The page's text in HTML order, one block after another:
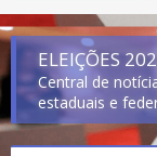
ELEIÇÕES
Central de
estaduais e